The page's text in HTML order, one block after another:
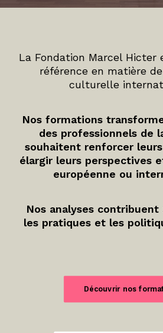
La Fondation Marcel Hicter
référence en matière
culturelle
Nos formations
des professionnels de
souhaitent renforcer
élargir leurs perspectives
européenne ou
Nos analyses
les pratiques et les
Découvrir nos